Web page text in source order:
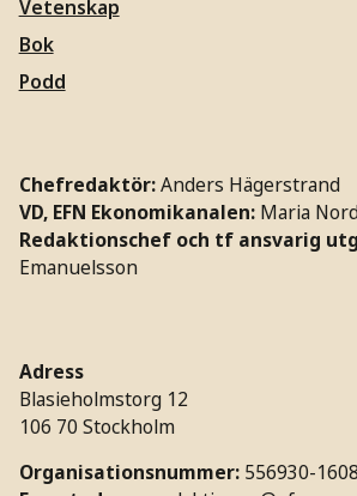
Vetenskap
Bok
Podd
Chefredaktör:Anders Hägerstrand
VD, EFN Ekonomikanalen: Maria
Redaktionschef och tf ansvarig
Emanuelsson
Adress
Blasieholmstorg 12
106 70 Stockholm
Organisationsnummer: 556930-1608